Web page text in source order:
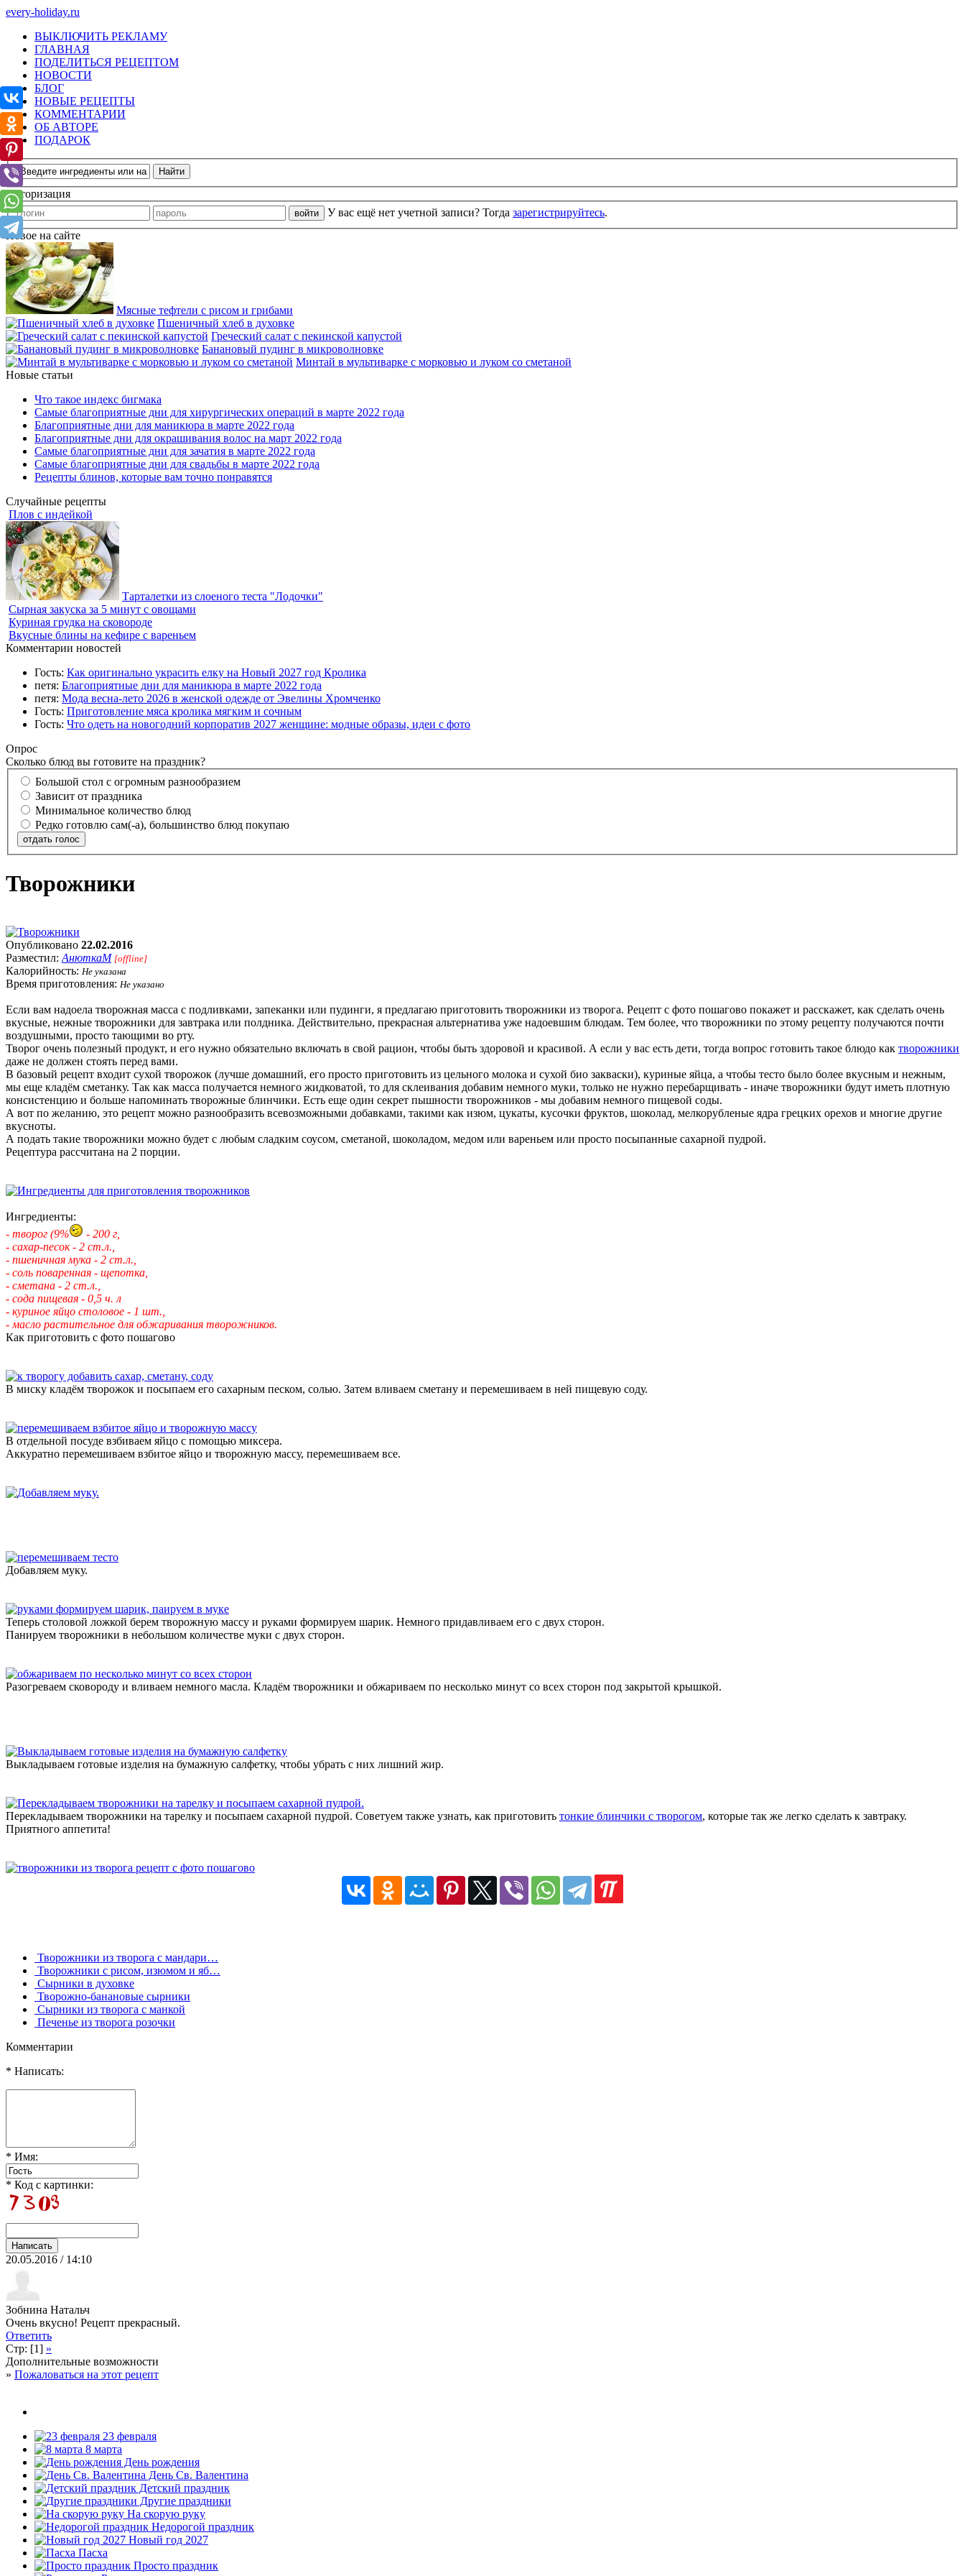
every-holiday.ru
ВЫКЛЮЧИТЬ РЕКЛАМУ
ГЛАВНАЯ
ПОДЕЛИТЬСЯ РЕЦЕПТОМ
НОВОСТИ
БЛОГ
НОВЫЕ РЕЦЕПТЫ
КОММЕНТАРИИ
ОБ АВТОРЕ
ПОДАРОК
Авторизация
У вас ещё нет учетной записи? Тогда зарегистрируйтесь.
Новое на сайте
Мясные тефтели с рисом и грибами
Пшеничный хлеб в духовке
Греческий салат с пекинской капустой
Банановый пудинг в микроволновке
Минтай в мультиварке с морковью и луком со сметаной
Новые статьи
Что такое индекс бигмака
Самые благоприятные дни для хирургических операций в марте 2022 года
Благоприятные дни для маникюра в марте 2022 года
Благоприятные дни для окрашивания волос на март 2022 года
Самые благоприятные дни для зачатия в марте 2022 года
Самые благоприятные дни для свадьбы в марте 2022 года
Рецепты блинов, которые вам точно понравятся
Случайные рецепты
Плов с индейкой
Тарталетки из слоеного теста "Лодочки"
Сырная закуска за 5 минут с овощами
Куриная грудка на сковороде
Вкусные блины на кефире с вареньем
Комментарии новостей
Гость: Как оригинально украсить елку на Новый 2027 год Кролика
петя: Благоприятные дни для маникюра в марте 2022 года
петя: Мода весна-лето 2026 в женской одежде от Эвелины Хромченко
Гость: Приготовление мяса кролика мягким и сочным
Гость: Что одеть на новогодний корпоратив 2027 женщине: модные образы, идеи с фото
Опрос
Сколько блюд вы готовите на праздник?
Большой стол с огромным разнообразием
Зависит от праздника
Минимальное количество блюд
Редко готовлю сам(-а), большинство блюд покупаю
отдать голос
Творожники
Опубликовано 22.02.2016
Разместил: АнюткаM [offline]
Калорийность: Не указана
Время приготовления: Не указано
Если вам надоела творожная масса с подливками, запеканки или пудинги, я предлагаю приготовить творожники из творога. Рецепт с фото пошагово покажет и расскажет, как сделать очень
вкусные, нежные творожники для завтрака или полдника. Действительно, прекрасная альтернатива уже надоевшим блюдам. Тем более, что творожники по этому рецепту получаются почти
воздушными, просто тающими во рту.
Творог очень полезный продукт, и его нужно обязательно включать в свой рацион, чтобы быть здоровой и красивой. А если у вас есть дети, тогда вопрос готовить такое блюдо как творожники
даже не должен стоять перед вами.
В базовый рецепт входит сухой творожок (лучше домашний, его просто приготовить из цельного молока и сухой био закваски), куриные яйца, а чтобы тесто было более вкусным и нежным,
мы еще кладём сметанку. Так как масса получается немного жидковатой, то для склеивания добавим немного муки, только не нужно перебарщивать - иначе творожники будут иметь плотную
консистенцию и больше напоминать творожные блинчики. Есть еще один секрет пышности творожников - мы добавим немного пищевой соды.
А вот по желанию, это рецепт можно разнообразить всевозможными добавками, такими как изюм, цукаты, кусочки фруктов, шоколад, мелкорубленые ядра грецких орехов и многие другие
вкусноты.
А подать такие творожники можно будет с любым сладким соусом, сметаной, шоколадом, медом или вареньем или просто посыпанные сахарной пудрой.
Рецептура рассчитана на 2 порции.
Ингредиенты:
- творог (9%
- 200 г,
- сахар-песок - 2 ст.л.,
- пшеничная мука - 2 ст.л.,
- соль поваренная - щепотка,
- сметана - 2 ст.л.,
- сода пищевая - 0,5 ч. л
- куриное яйцо столовое - 1 шт.,
- масло растительное для обжаривания творожников.
Как приготовить с фото пошагово
В миску кладём творожок и посыпаем его сахарным песком, солью. Затем вливаем сметану и перемешиваем в ней пищевую соду.
В отдельной посуде взбиваем яйцо с помощью миксера.
Аккуратно перемешиваем взбитое яйцо и творожную массу, перемешиваем все.
Добавляем муку.
Теперь столовой ложкой берем творожную массу и руками формируем шарик. Немного придавливаем его с двух сторон.
Панируем творожники в небольшом количестве муки с двух сторон.
Разогреваем сковороду и вливаем немного масла. Кладём творожники и обжариваем по несколько минут со всех сторон под закрытой крышкой.
Выкладываем готовые изделия на бумажную салфетку, чтобы убрать с них лишний жир.
Перекладываем творожники на тарелку и посыпаем сахарной пудрой. Советуем также узнать, как приготовить тонкие блинчики с творогом, которые так же легко сделать к завтраку.
Приятного аппетита!
Творожники из творога с мандари…
Творожники с рисом, изюмом и яб…
Сырники в духовке
Творожно-банановые сырники
Сырники из творога с манкой
Печенье из творога розочки
Комментарии
* Написать:
* Имя:
* Код с картинки:
20.05.2016 / 14:10
Зобнина Натальч
Очень вкусно! Рецепт прекрасный.
Ответить
Стр: [1] »
Дополнительные возможности
» Пожаловаться на этот рецепт
23 февраля
8 марта
День рождения
День Св. Валентина
Детский праздник
Другие праздники
На скорую руку
Недорогой праздник
Новый год 2027
Пасха
Просто праздник